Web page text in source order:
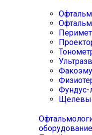
Фундус-
оборудование